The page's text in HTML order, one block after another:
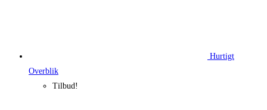
Hurtigt
Overblik
Tilbud!